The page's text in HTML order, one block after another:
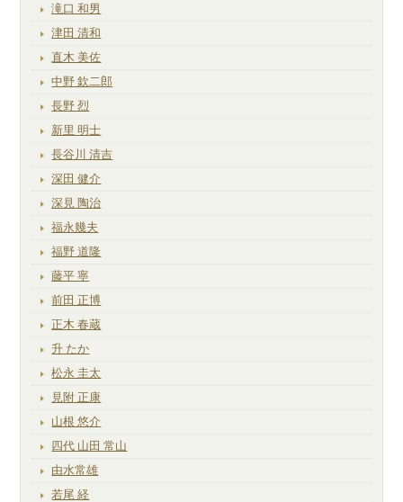
滝口 和男
津田 清和
直木 美佐
中野 欽二郎
長野 烈
新里 明士
長谷川 清吉
深田 健介
深見 陶治
福永幾夫
福野 道隆
藤平 寧
前田 正博
正木 春蔵
升 たか
松永 圭太
見附 正康
山根 悠介
四代 山田 常山
由水常雄
若尾 経